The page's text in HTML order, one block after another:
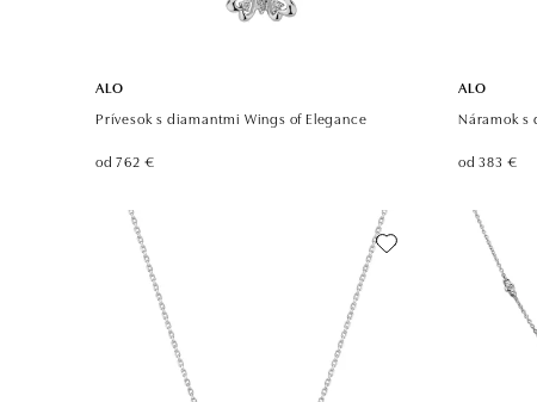
ALO
Prívesok s diamantmi Wings of Elegance
od 762 €
ALO
Náramok s
od 383 €